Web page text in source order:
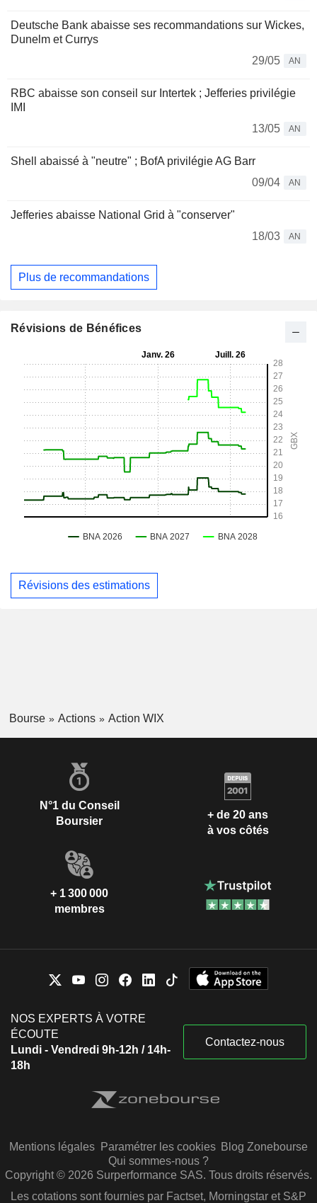
Deutsche Bank abaisse ses recommandations sur Wickes,
Dunelm et Currys
29/05
AN
RBC abaisse son conseil sur Intertek ; Jefferies privilégie
IMI
13/05
AN
Shell abaissé à "neutre" ; BofA privilégie AG Barr
09/04
AN
Jefferies abaisse National Grid à "conserver"
18/03
AN
Plus de recommandations
Révisions de Bénéfices
Révisions des estimations
Bourse Actions Action WIX
N°1 du Conseil
Boursier
+ de 20 ans
à vos côtés
+ 1 300 000
membres
NOS EXPERTS À VOTRE
ÉCOUTE
Lundi - Vendredi 9h-12h / 14h-
18h
Contactez-nous
Mentions légales Paramétrer les cookies Blog Zonebourse
Qui sommes-nous ?
Copyright © 2026 Surperformance SAS. Tous droits réservés.
Les cotations sont fournies par Factset, Morningstar et S&P